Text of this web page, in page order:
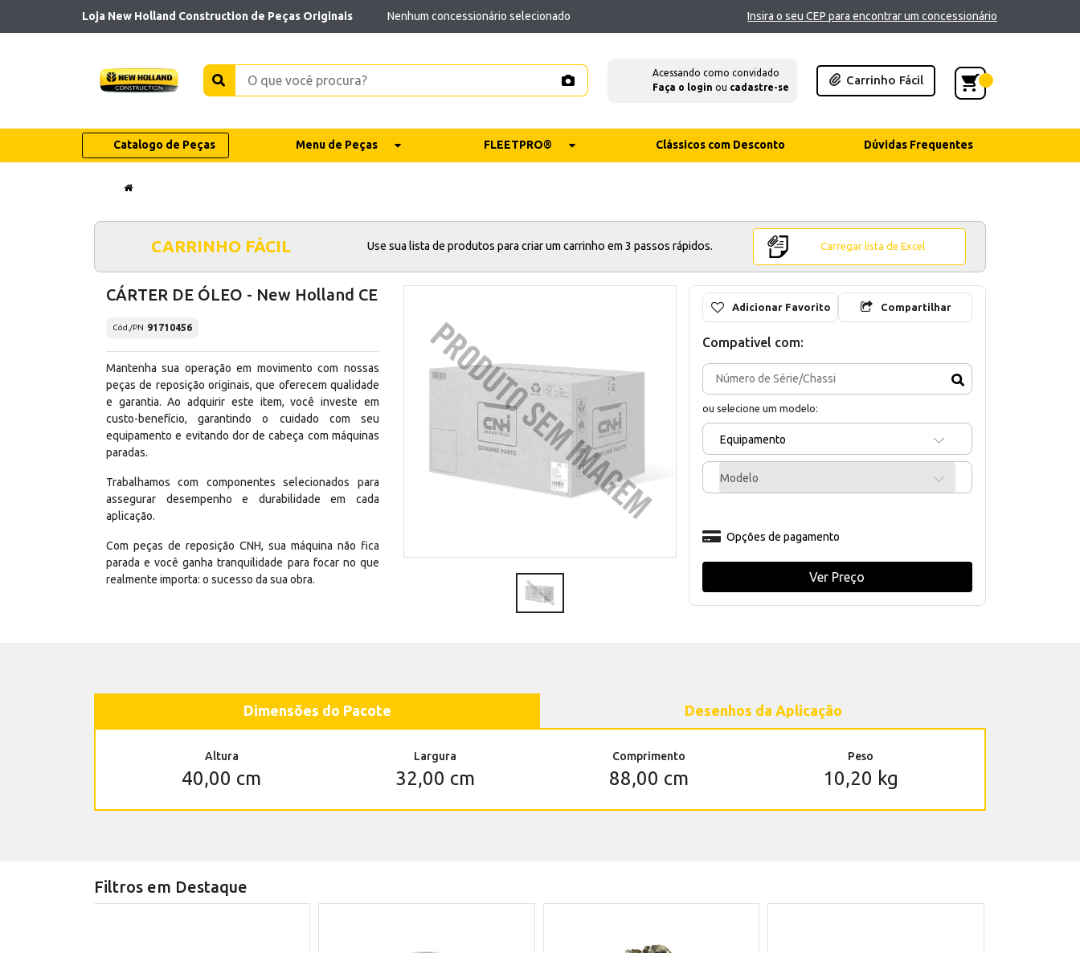
Loja New Holland Construction de Peças Originais Nenhum concessionário selecionado Insira o seu CEP para encontrar um concessionário
Acessando como convidado
Faça o login ou cadastre-se
Carrinho Fácil
Catalogo de Peças Menu de Peças FLEETPRO® Clássicos com Desconto Dúvidas Frequentes
CARRINHO FÁCIL Use sua lista de produtos para criar um carrinho em 3 passos rápidos. Carregar lista de Excel
CÁRTER DE ÓLEO - New Holland CE
Cód./PN 91710456
Mantenha sua operação em movimento com nossas
peças de reposição originais, que oferecem qualidade
e garantia. Ao adquirir este item, você investe em
custo-benefício, garantindo o cuidado com seu
equipamento e evitando dor de cabeça com máquinas
paradas.
Trabalhamos com componentes selecionados para
assegurar desempenho e durabilidade em cada
aplicação.
Com peças de reposição CNH, sua máquina não fica
parada e você ganha tranquilidade para focar no que
realmente importa: o sucesso da sua obra.
Adicionar Favorito Compartilhar
Compativel com:
ou selecione um modelo:
Equipamento
Modelo
Opções de pagamento
Ver Preço
Dimensões do Pacote Desenhos da Aplicação
Altura
40,00 cm
Largura
32,00 cm
Comprimento
88,00 cm
Peso
10,20 kg
Filtros em Destaque